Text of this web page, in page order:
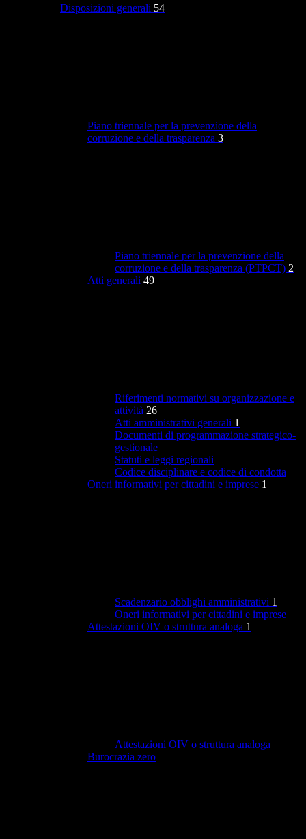
Disposizioni generali 54
Piano triennale per la prevenzione della
corruzione e della trasparenza 3
Piano triennale per la prevenzione della
corruzione e della trasparenza (PTPCT) 2
Atti generali 49
Riferimenti normativi su organizzazione e
attività 26
Atti amministrativi generali 1
Documenti di programmazione strategico-
gestionale
Statuti e leggi regionali
Codice disciplinare e codice di condotta
Oneri informativi per cittadini e imprese 1
Scadenzario obblighi amministrativi 1
Oneri informativi per cittadini e imprese
Attestazioni OIV o struttura analoga 1
Attestazioni OIV o struttura analoga
Burocrazia zero